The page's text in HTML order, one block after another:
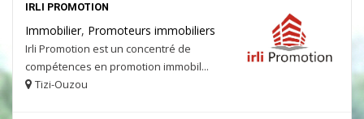
IRLI PROMOTION
Immobilier, Promoteurs immobiliers
Irli Promotion est un concentré de
compétences en promotion immobil...
Tizi-Ouzou